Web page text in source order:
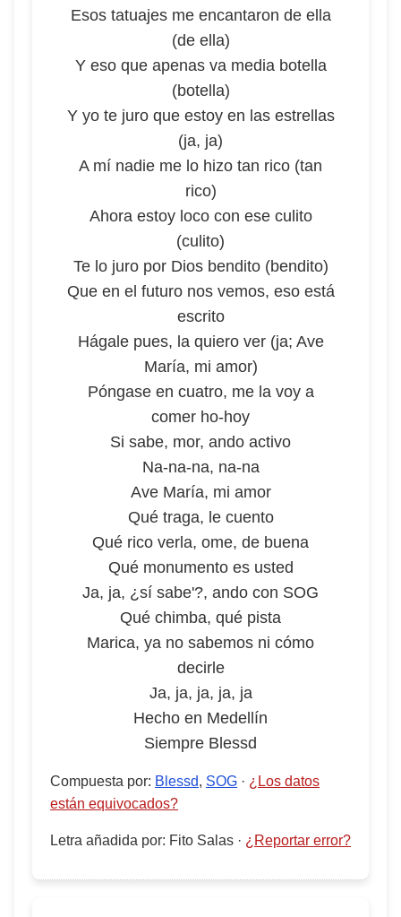
Esos tatuajes me encantaron de ella
(de ella)
Y eso que apenas va media botella
(botella)
Y yo te juro que estoy en las estrellas
(ja, ja)
A mí nadie me lo hizo tan rico (tan
rico)
Ahora estoy loco con ese culito
(culito)
Te lo juro por Dios bendito (bendito)
Que en el futuro nos vemos, eso está
escrito
Hágale pues, la quiero ver (ja; Ave
María, mi amor)
Póngase en cuatro, me la voy a
comer ho-hoy
Si sabe, mor, ando activo
Na-na-na, na-na
Ave María, mi amor
Qué traga, le cuento
Qué rico verla, ome, de buena
Qué monumento es usted
Ja, ja, ¿sí sabe'?, ando con SOG
Qué chimba, qué pista
Marica, ya no sabemos ni cómo
decirle
Ja, ja, ja, ja, ja
Hecho en Medellín
Siempre Blessd
Compuesta por: Blessd, SOG · ¿Los datos
están equivocados?
Letra añadida por: Fito Salas · ¿Reportar error?